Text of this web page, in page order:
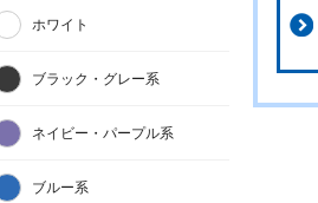
ホワイト
ブラック・グレー系
ネイビー・パープル系
ブルー系